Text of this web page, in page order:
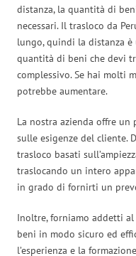
distanza, la quantità di
necessari. Il trasloco da
lungo, quindi la distanza
quantità di beni che devi
complessivo. Se hai molti
potrebbe aumentare.
La nostra azienda offre un
sulle esigenze del cliente.
trasloco basati
traslocando un intero
in grado di fornirti un
Inoltre, forniamo addetti
beni in modo sicuro ed
l’esperienza e la